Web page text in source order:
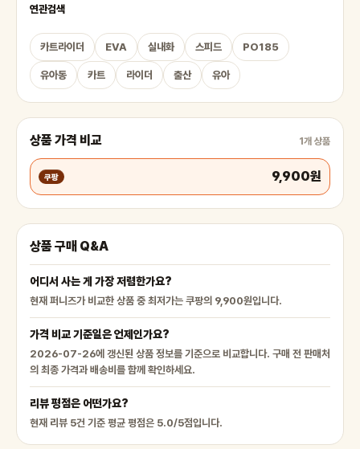
연관검색
카트라이더 EVA 실내화 스피드 PO185
유아동 카트 라이더 출산 유아
상품 가격 비교 1개 상품
쿠팡 9,900원
상품 구매 Q&A
어디서 사는 게 가장 저렴한가요?
현재 퍼니즈가 비교한 상품 중 최저가는 쿠팡의 9,900원입니다.
가격 비교 기준일은 언제인가요?
2026-07-26에 갱신된 상품 정보를 기준으로 비교합니다. 구매 전 판매처
의 최종 가격과 배송비를 함께 확인하세요.
리뷰 평점은 어떤가요?
현재 리뷰 5건 기준 평균 평점은 5.0/5점입니다.